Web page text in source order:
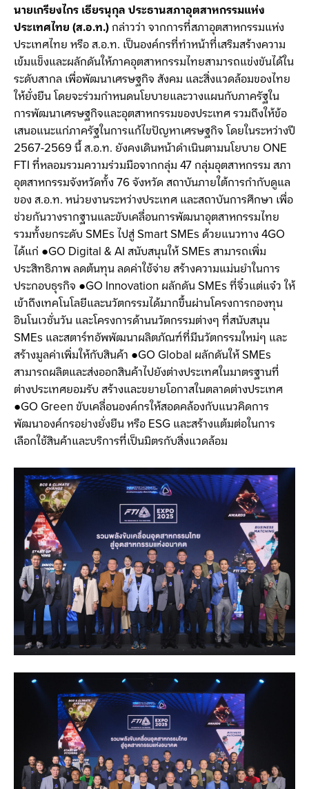
นายเกรียงไกร เธียรนุกุล ประธานสภาอุตสาหกรรมแห่ง
ประเทศไทย (ส.อ.ท.)กล่าวว่า จากการที่สภาอุตสาหกรรมแห่ง
ประเทศไทย หรือ ส.อ.ท. เป็นองค์กรที่ทำหน้าที่เสริมสร้างความ
เข้มแข็งและผลักดันให้ภาคอุตสาหกรรมไทยสามารถแข่งขันได้ใน
ระดับสากล เพื่อพัฒนาเศรษฐกิจ สังคม และสิ่งแวดล้อมของไทย
ให้ยั่งยืน โดยจะร่วมกำหนดนโยบายและวางแผนกับภาครัฐใน
การพัฒนาเศรษฐกิจและอุตสาหกรรมของประเทศ รวมถึงให้ข้อ
เสนอแนะแก่ภาครัฐในการแก้ไขปัญหาเศรษฐกิจ โดยในระหว่างปี
2567-2569 นี้ ส.อ.ท. ยังคงเดินหน้าดำเนินตามนโยบาย ONE
FTI ที่หลอมรวมความร่วมมือจากกลุ่ม 47 กลุ่มอุตสาหกรรม สภา
อุตสาหกรรมจังหวัดทั้ง 76 จังหวัด สถาบันภายใต้การกำกับดูแล
ของ ส.อ.ท. หน่วยงานระหว่างประเทศ และสถาบันการศึกษา เพื่อ
ช่วยกันวางรากฐานและขับเคลื่อนการพัฒนาอุตสาหกรรมไทย
รวมทั้งยกระดับ SMEs ไปสู่ Smart SMEs ด้วยแนวทาง 4GO
ได้แก่ ●GO Digital & AI สนับสนุนให้ SMEs สามารถเพิ่ม
ประสิทธิภาพ ลดต้นทุน ลดค่าใช้จ่าย สร้างความแม่นยำในการ
ประกอบธุรกิจ ●GO Innovation ผลักดัน SMEs ที่จิ๋วแต่แจ๋ว ให้
เข้าถึงเทคโนโลยีและนวัตกรรมได้มากขึ้นผ่านโครงการกองทุน
อินโนเวชั่นวัน และโครงการด้านนวัตกรรมต่างๆ ที่สนับสนุน
SMEs และสตาร์ทอัพพัฒนาผลิตภัณฑ์ที่มีนวัตกรรมใหม่ๆ และ
สร้างมูลค่าเพิ่มให้กับสินค้า ●GO Global ผลักดันให้ SMEs
สามารถผลิตและส่งออกสินค้าไปยังต่างประเทศในมาตรฐานที่
ต่างประเทศยอมรับ สร้างและขยายโอกาสในตลาดต่างประเทศ
●GO Green ขับเคลื่อนองค์กรให้สอดคล้องกับแนวคิดการ
พัฒนาองค์กรอย่างยั่งยืน หรือ ESG และสร้างแต้มต่อในการ
เลือกใช้สินค้าและบริการที่เป็นมิตรกับสิ่งแวดล้อม